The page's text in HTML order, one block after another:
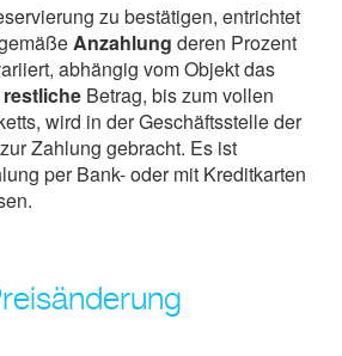
zu bestätigen, entrichtet
Anzahlung deren Prozent
abhängig vom Objekt das
Betrag, bis zum vollen
wird in der Geschäftsstelle der
Zahlung gebracht. Es ist
per Bank- oder mit Kreditkarten